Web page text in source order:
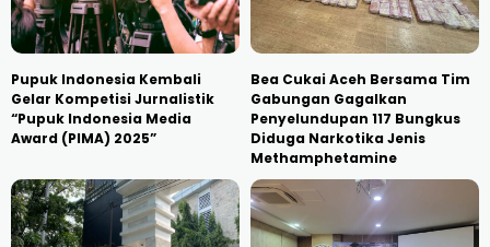
Pupuk Indonesia Kembali
Gelar Kompetisi Jurnalistik
“Pupuk Indonesia Media
Award (PIMA) 2025”
Bea Cukai Aceh Bersama Tim
Gabungan Gagalkan
Penyelundupan 117 Bungkus
Diduga Narkotika Jenis
Methamphetamine